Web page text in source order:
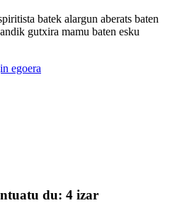
batek alargun aberats baten
gutxira mamu baten esku
egoera
du: 4 izar